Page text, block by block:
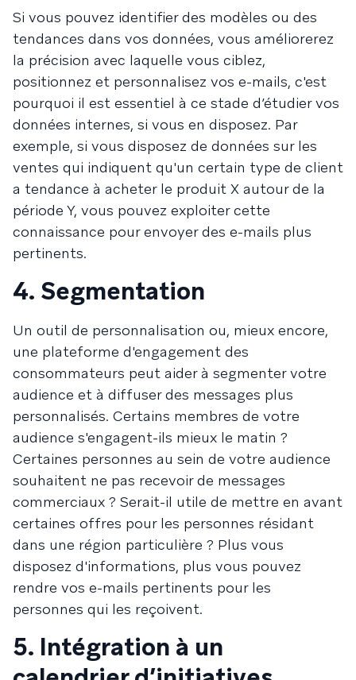
Si vous pouvez identifier des modèles ou des
tendances dans vos données, vous améliorerez
la précision avec laquelle vous ciblez,
positionnez et personnalisez vos e-mails, c'est
pourquoi il est essentiel à ce stade d’étudier vos
données internes, si vous en disposez. Par
exemple, si vous disposez de données sur les
ventes qui indiquent qu'un certain type de client
a tendance à acheter le produit X autour de la
période Y, vous pouvez exploiter cette
connaissance pour envoyer des e-mails plus
pertinents.
4. Segmentation
Un outil de personnalisation ou, mieux encore,
une plateforme d'engagement des
consommateurs peut aider à segmenter votre
audience et à diffuser des messages plus
personnalisés. Certains membres de votre
audience s'engagent-ils mieux le matin ?
Certaines personnes au sein de votre audience
souhaitent ne pas recevoir de messages
commerciaux ? Serait-il utile de mettre en avant
certaines offres pour les personnes résidant
dans une région particulière ? Plus vous
disposez d'informations, plus vous pouvez
rendre vos e-mails pertinents pour les
personnes qui les reçoivent.
5. Intégration à un